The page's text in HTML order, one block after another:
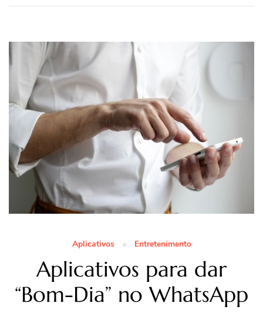
Aplicativos Entretenimento
Aplicativos para dar
“Bom-Dia” no WhatsApp